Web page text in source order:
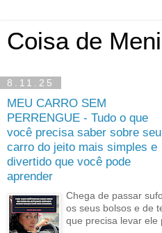
Coisa de
8.11.25
MEU CARRO SEM
PERRENGUE - Tudo o que
você precisa saber sobre seu
carro do jeito mais simples e
divertido que você pode
aprender
Chega de passar
os seus bolsos e de
que precisa levar ele